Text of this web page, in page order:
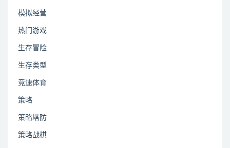
模拟经营
热门游戏
生存冒险
生存类型
竞速体育
策略
策略塔防
策略战棋